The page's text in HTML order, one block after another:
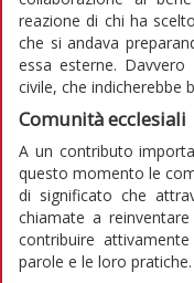
reazione di chi ha
che si andava
essa esterne. Davvero
civile, che indicherebbe
Comunità ecclesiali
A un contributo
questo momento le
di significato che
chiamate a
contribuire
parole e le loro pratiche.